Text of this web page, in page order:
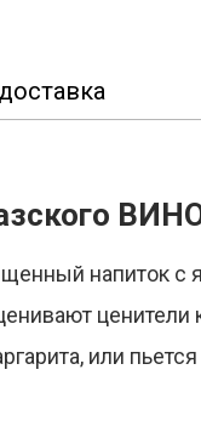
напиток
ценители
или